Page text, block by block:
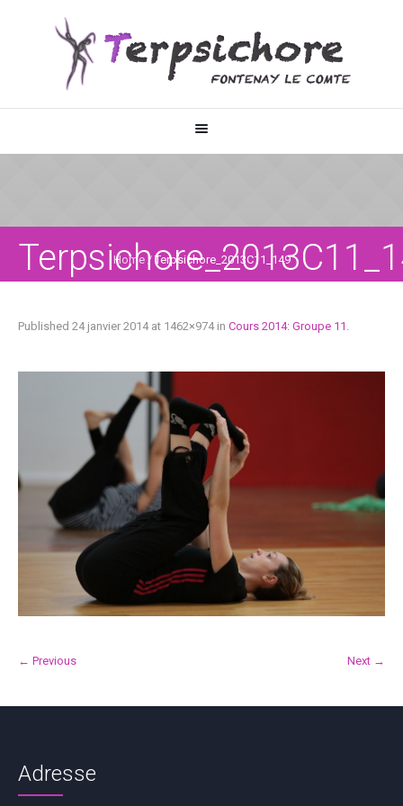
Home /Terpsichore_2013C11_149
Published 24 janvier 2014at 1462×974 in Cours 2014: Groupe 11 .
← Previous Next →
Adresse